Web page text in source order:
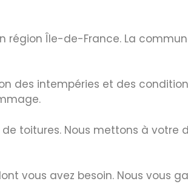
région Île-de-France. La
des intempéries et des
toitures. Nous mettons à votre
vous avez besoin. Nous vous